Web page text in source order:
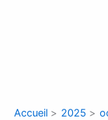
Accueil 2025